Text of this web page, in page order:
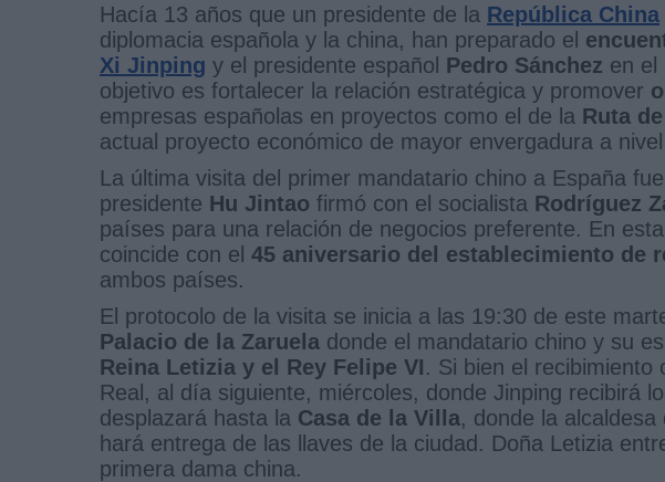
Hacía 13 años que un presidente de la República China
diplomacia española y la china, han preparado el
Xi Jinping y el presidente español Pedro Sánchez en el
objetivo es fortalecer la relación estratégica y promover
empresas españolas en proyectos como el de la Ruta
actual proyecto económico de mayor envergadura a
La última visita del primer mandatario chino a España
presidente Hu Jintao firmó con el socialista Rodríguez
países para una relación de negocios preferente. En
coincide con el 45 aniversario del establecimiento de
ambos países.
El protocolo de la visita se inicia a las 19:30 de este
Palacio de la Zaruela donde el mandatario chino y su
Reina Letizia y el Rey Felipe VI. Si bien el recibimiento
Real, al día siguiente, miércoles, donde Jinping recibirá
desplazará hasta la Casa de la Villa, donde la alcaldesa
hará entrega de las llaves de la ciudad. Doña Letizia
primera dama china.